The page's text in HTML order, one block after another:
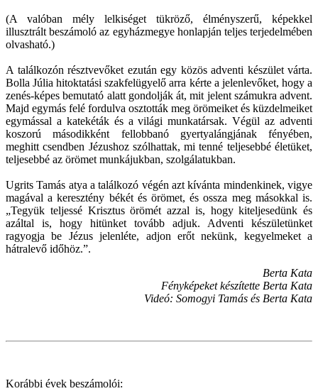
(A valóban mély lelkiséget tükröző, élményszerű, képekkel
illusztrált beszámoló az egyházmegye honlapján teljes terjedelmében
olvasható.)
A találkozón résztvevőket ezután egy közös adventi készület várta.
Bolla Júlia hitoktatási szakfelügyelő arra kérte a jelenlevőket, hogy a
zenés-képes bemutató alatt gondolják át, mit jelent számukra advent.
Majd egymás felé fordulva osztották meg örömeiket és küzdelmeiket
egymással a katekéták és a világi munkatársak. Végül az adventi
koszorú másodikként fellobbanó gyertyalángjának fényében,
meghitt csendben Jézushoz szólhattak, mi tenné teljesebbé életüket,
teljesebbé az örömet munkájukban, szolgálatukban.
Ugrits Tamás atya a találkozó végén azt kívánta mindenkinek, vigye
magával a keresztény békét és örömet, és ossza meg másokkal is.
„Tegyük teljessé Krisztus örömét azzal is, hogy kiteljesedünk és
azáltal is, hogy hitünket tovább adjuk. Adventi készületünket
ragyogja be Jézus jelenléte, adjon erőt nekünk, kegyelmeket a
hátralevő időhöz.”.
Berta Kata
Fényképeket készítette Berta Kata
Videó: Somogyi Tamás és Berta Kata
Korábbi évek beszámolói: